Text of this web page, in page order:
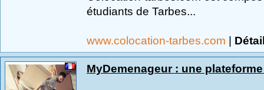
étudiants de Tarbes...
www.colocation-tarbes.com |
MyDemenageur : une